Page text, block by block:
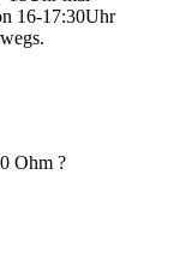
16-17:30Uhr
Ohm ?